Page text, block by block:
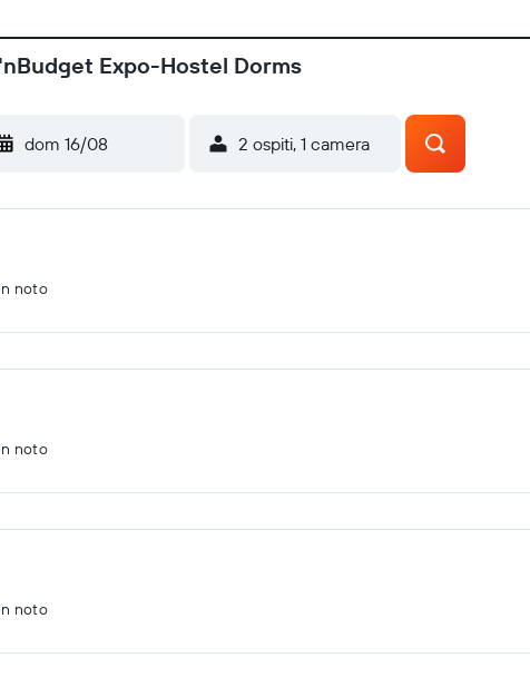
Expo-Hostel Dorms
dom 16/08 2 ospiti, 1 camera
noto
noto
noto